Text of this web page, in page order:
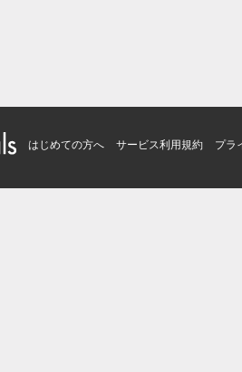
はじめての方へ サービス利用規約 プラ